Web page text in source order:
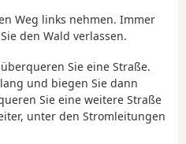
Weg links nehmen. Immer
den Wald verlassen.
Sie eine Straße.
und biegen Sie dann
Sie eine weitere Straße
unter den Stromleitungen